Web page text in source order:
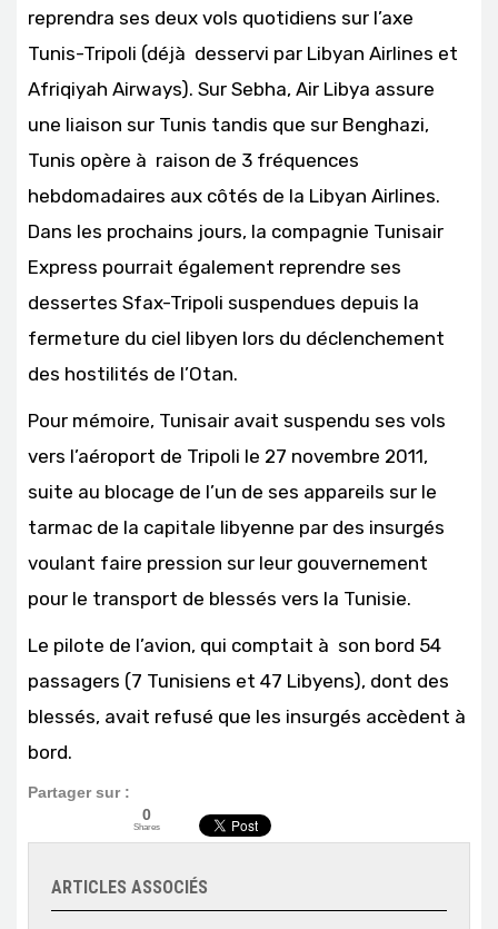
reprendra ses deux vols quotidiens sur l’axe
Tunis-Tripoli (déjà desservi par Libyan Airlines et
Afriqiyah Airways). Sur Sebha, Air Libya assure
une liaison sur Tunis tandis que sur Benghazi,
Tunis opère à raison de 3 fréquences
hebdomadaires aux côtés de la Libyan Airlines.
Dans les prochains jours, la compagnie Tunisair
Express pourrait également reprendre ses
dessertes Sfax-Tripoli suspendues depuis la
fermeture du ciel libyen lors du déclenchement
des hostilités de l’Otan.
Pour mémoire, Tunisair avait suspendu ses vols
vers l’aéroport de Tripoli le 27 novembre 2011,
suite au blocage de l’un de ses appareils sur le
tarmac de la capitale libyenne par des insurgés
voulant faire pression sur leur gouvernement
pour le transport de blessés vers la Tunisie.
Le pilote de l’avion, qui comptait à son bord 54
passagers (7 Tunisiens et 47 Libyens), dont des
blessés, avait refusé que les insurgés accèdent à
bord.
Partager sur :
0
Shares
ARTICLES ASSOCIÉS